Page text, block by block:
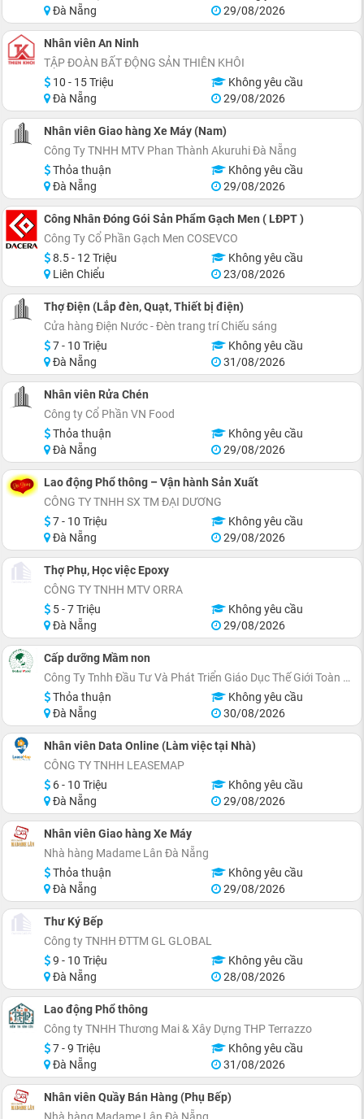
Đà Nẵng
29/08/2026
Nhân viên An Ninh
TẬP ĐOÀN BẤT ĐỘNG SẢN THIÊN KHÔI
10 - 15 Triệu
Không yêu cầu
Đà Nẵng
29/08/2026
Nhân viên Giao hàng Xe Máy (Nam)
Công Ty TNHH MTV Phan Thành Akuruhi Ðà Nẵng
Thỏa thuận
Không yêu cầu
Đà Nẵng
29/08/2026
Công Nhân Đóng Gói Sản Phẩm Gạch Men ( LĐPT )
Công Ty Cổ Phần Gạch Men COSEVCO
8.5 - 12 Triệu
Không yêu cầu
Liên Chiểu
23/08/2026
Thợ Điện (Lắp đèn, Quạt, Thiết bị điện)
Cửa hàng Điện Nước - Đèn trang trí Chiếu sáng
7 - 10 Triệu
Không yêu cầu
Đà Nẵng
31/08/2026
Nhân viên Rửa Chén
Công ty Cổ Phần VN Food
Thỏa thuận
Không yêu cầu
Đà Nẵng
29/08/2026
Lao động Phổ thông – Vận hành Sản Xuất
CÔNG TY TNHH SX TM ĐẠI DƯƠNG
7 - 10 Triệu
Không yêu cầu
Đà Nẵng
29/08/2026
Thợ Phụ, Học việc Epoxy
CÔNG TY TNHH MTV ORRA
5 - 7 Triệu
Không yêu cầu
Đà Nẵng
29/08/2026
Cấp dưỡng Mầm non
Công Ty Tnhh Đầu Tư Và Phát Triển Giáo Dục Thế Giới Toàn Cầu
Thỏa thuận
Không yêu cầu
Đà Nẵng
30/08/2026
Nhân viên Data Online (Làm việc tại Nhà)
CÔNG TY TNHH LEASEMAP
6 - 10 Triệu
Không yêu cầu
Đà Nẵng
29/08/2026
Nhân viên Giao hàng Xe Máy
Nhà hàng Madame Lân Đà Nẵng
Thỏa thuận
Không yêu cầu
Đà Nẵng
29/08/2026
Thư Ký Bếp
Công ty TNHH ĐTTM GL GLOBAL
9 - 10 Triệu
Không yêu cầu
Đà Nẵng
28/08/2026
Lao động Phổ thông
Công ty TNHH Thương Mai & Xây Dựng THP Terrazzo
7 - 9 Triệu
Không yêu cầu
Đà Nẵng
31/08/2026
Nhân viên Quầy Bán Hàng (Phụ Bếp)
Nhà hàng Madame Lân Đà Nẵng